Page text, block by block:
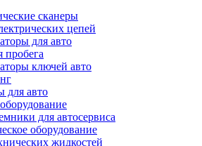
сканеры
цепей
для авто
пробега
ключей авто
для авто
для автосервиса
оборудование
жидкостей